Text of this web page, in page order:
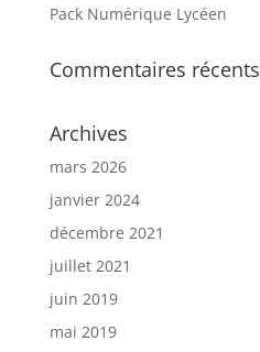
Pack Numérique Lycéen
Commentaires récents
Archives
mars 2026
janvier 2024
décembre 2021
juillet 2021
juin 2019
mai 2019